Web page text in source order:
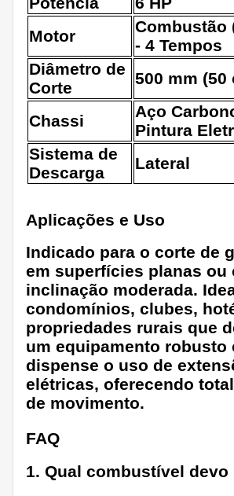
Motor
Combustão
- 4 Tempos
Diâmetro de
Corte
500 mm (50
Chassi
Aço
Pintura
Sistema de
Descarga
Lateral
Aplicações e Uso
Indicado para o corte de
em superfícies planas ou
inclinação moderada.
condomínios, clubes,
propriedades rurais que
um equipamento robusto
dispense o uso de
elétricas, oferecendo
de movimento.
FAQ
1. Qual combustível